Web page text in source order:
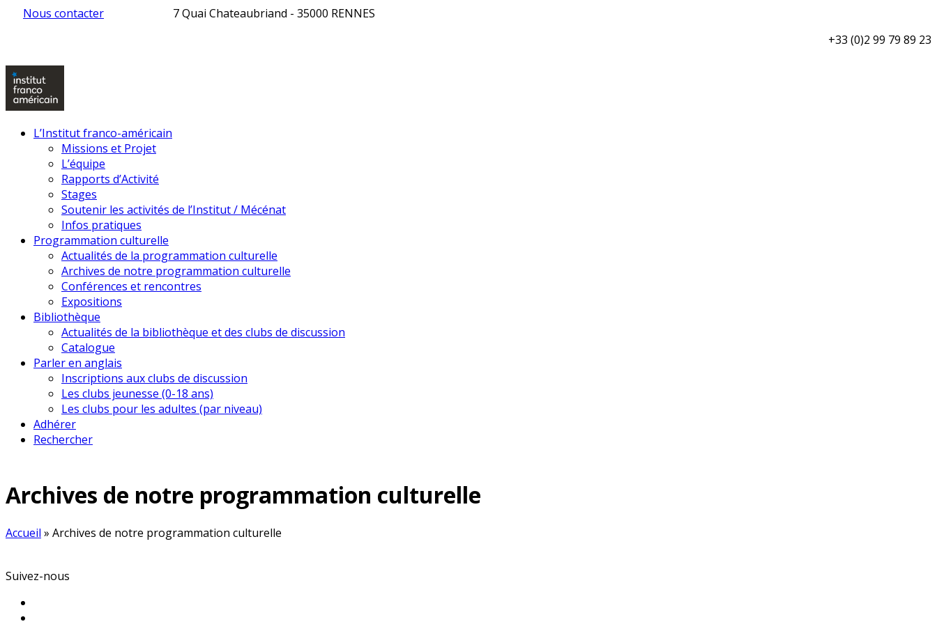
Nous contacter
7 Quai Chateaubriand - 35000 RENNES
+33 (0)2 99 79 89 23
L’Institut franco-américain
Missions et Projet
L’équipe
Rapports d’Activité
Stages
Soutenir les activités de l’Institut / Mécénat
Infos pratiques
Programmation culturelle
Actualités de la programmation culturelle
Archives de notre programmation culturelle
Conférences et rencontres
Expositions
Bibliothèque
Actualités de la bibliothèque et des clubs de discussion
Catalogue
Parler en anglais
Inscriptions aux clubs de discussion
Les clubs jeunesse (0-18 ans)
Les clubs pour les adultes (par niveau)
Adhérer
Rechercher
Archives de notre programmation culturelle
Accueil » Archives de notre programmation culturelle
Suivez-nous